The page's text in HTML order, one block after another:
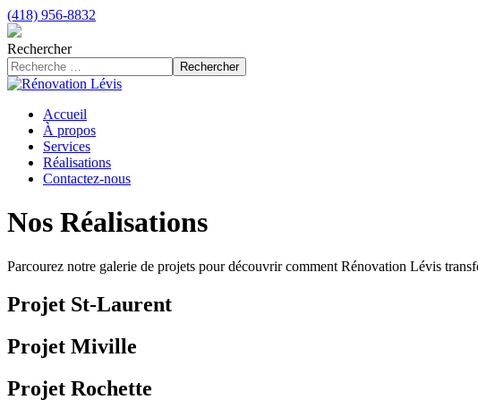
(418) 956-8832
Rechercher
Rechercher
Accueil
À propos
Services
Réalisations
Contactez-nous
Nos Réalisations
Parcourez notre galerie de projets pour découvrir comment Rénovation Lévis
Projet St-Laurent
Projet Miville
Projet Rochette